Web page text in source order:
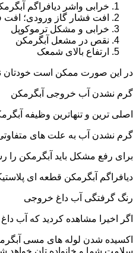
خرابی واشر دیافراگم
افت فشار گاز ورودی؛
خرابی و مشکل ترموکوپل
نقص در مشعل آبگرمکن
ارتفاع بالای شمعک
در این صورت ممکن است خودتان
گرم نشدن آب خروجی آبگرمکن
اصلی ترین و تنهاترین وظیفه
گرم نشدن آب به علت های
برای رفع مشکل باید آبگرمکن را
دیافراگم آبگرمکن قطعه ای
رنگ گرفتگی آب داغ خروجی
اگر اخیرا مشاهده کردید که آب
اکسیده شدن لوله های مسی
سلامت شما و خانواده تان خواهد